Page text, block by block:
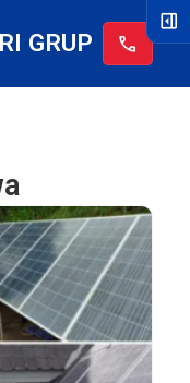
GRUP call
right_panel_open